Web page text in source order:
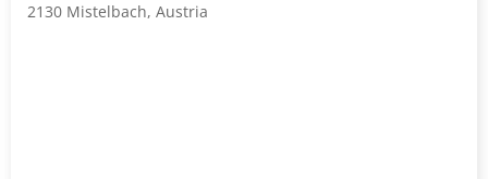
2130 Mistelbach, Austria